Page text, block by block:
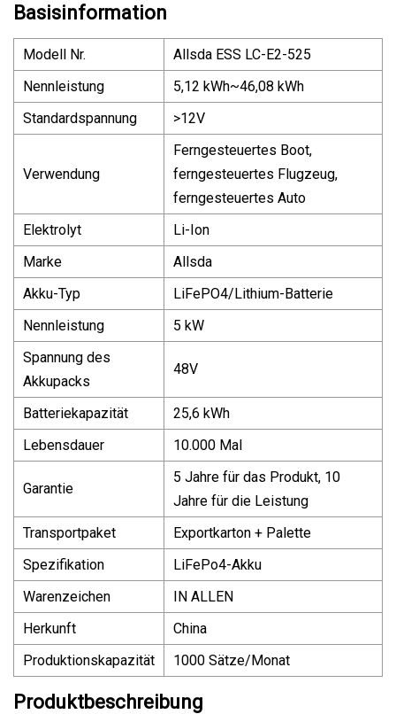
Basisinformation
Modell Nr.
Allsda ESS LC-E2-525
Nennleistung
5,12 kWh~46,08 kWh
Standardspannung
>12V
Verwendung
Ferngesteuertes Boot,
ferngesteuertes Flugzeug,
ferngesteuertes Auto
Elektrolyt
Li-Ion
Marke
Allsda
Akku-Typ
LiFePO4/Lithium-Batterie
Nennleistung
5 kW
Spannung des
Akkupacks
48V
Batteriekapazität
25,6 kWh
Lebensdauer
10.000 Mal
Garantie
5 Jahre für das Produkt, 10
Jahre für die Leistung
Transportpaket
Exportkarton + Palette
Spezifikation
LiFePo4-Akku
Warenzeichen
IN ALLEN
Herkunft
China
Produktionskapazität
1000 Sätze/Monat
Produktbeschreibung